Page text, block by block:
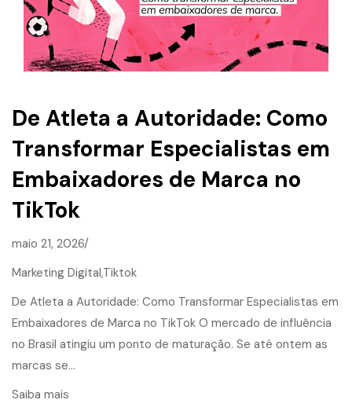
De Atleta a Autoridade: Como
Transformar Especialistas em
Embaixadores de Marca no
TikTok
maio 21, 2026/
Marketing Digital,Tiktok
De Atleta a Autoridade: Como Transformar Especialistas em
Embaixadores de Marca no TikTok O mercado de influência
no Brasil atingiu um ponto de maturação. Se até ontem as
marcas se…
Saiba mais